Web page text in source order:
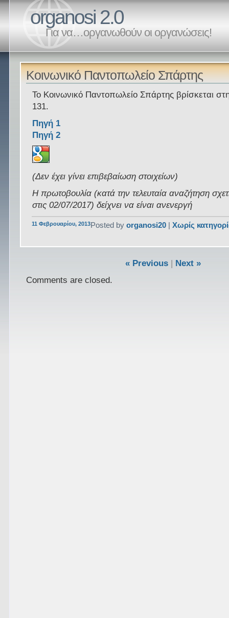
organosi 2.0
Για να…οργανωθούν οι οργανώσεις!
Κοινωνικό Παντοπωλείο Σπάρτης
Το Κοινωνικό Παντοπωλείο Σπάρτης βρίσκεται
131.
Πηγή 1
Πηγή 2
(Δεν έχει γίνει επιβεβαίωση στοιχείων)
Η πρωτοβουλία (κατά την τελευταία αναζήτηση
στις 02/07/2017) δείχνει να είναι ανενεργή
11 Φεβρουαρίου, 2013Posted byorganosi20 |Χωρίς
« Previous|
Next »
Comments are closed.